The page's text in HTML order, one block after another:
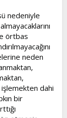
nedeniyle
örtbas
neden
işlemekten dahi
bir